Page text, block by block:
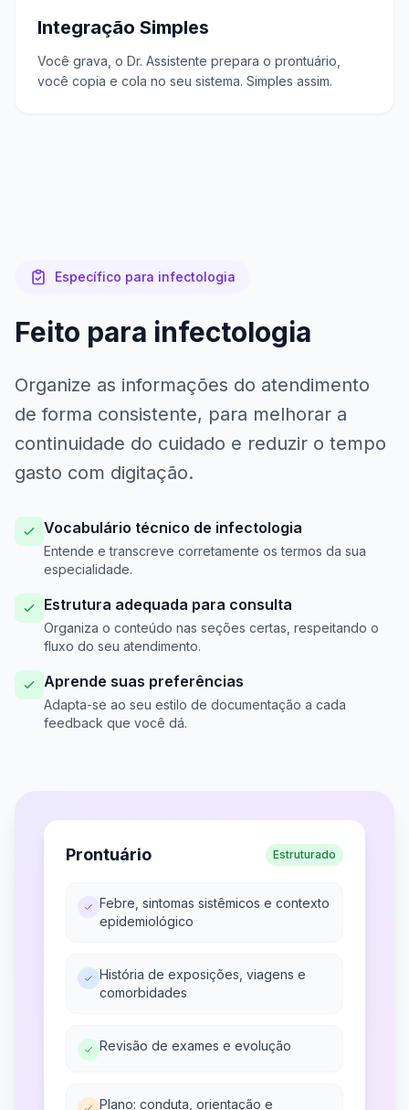
Integração Simples
Você grava, o Dr. Assistente prepara o prontuário,
você copia e cola no seu sistema. Simples assim.
Específico para infectologia
Feito para infectologia
Organize as informações do atendimento
de forma consistente, para melhorar a
continuidade do cuidado e reduzir o tempo
gasto com digitação.
Vocabulário técnico de infectologia
Entende e transcreve corretamente os termos da sua
especialidade.
Estrutura adequada para consulta
Organiza o conteúdo nas seções certas, respeitando o
fluxo do seu atendimento.
Aprende suas preferências
Adapta-se ao seu estilo de documentação a cada
feedback que você dá.
Prontuário Estruturado
Febre, sintomas sistêmicos e contexto
epidemiológico
História de exposições, viagens e
comorbidades
Revisão de exames e evolução
Plano: conduta, orientação e